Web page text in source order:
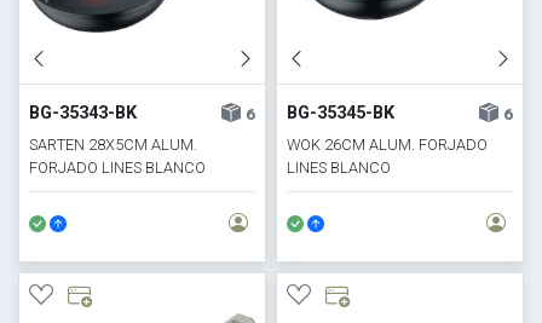
BG-35343-BK
6
SARTEN 28X5CM ALUM.
FORJADO LINES BLANCO
BG-35345-BK
6
WOK 26CM ALUM. FORJADO
LINES BLANCO